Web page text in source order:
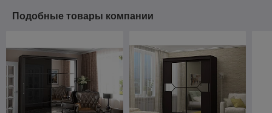
Подобные товары компании